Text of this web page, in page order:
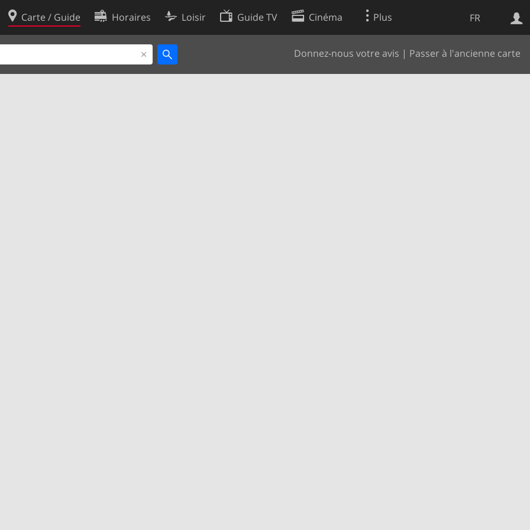
FR
Carte / Guide Horaires Loisir Guide TV Cinéma Plus
Donnez-nous votre avis | Passer à l'ancienne carte
Web
Politique en matière de cookies
Préférences de cookies